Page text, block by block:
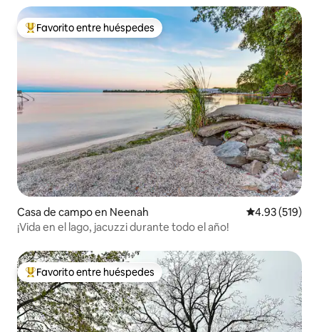
Favorito entre huéspedes preferido
Favorito entre huéspedes
Casa de campo en Neenah Calificación
4.93 (519)
¡Vida en el lago, jacuzzi durante todo el año!
Favorito entre huéspedes preferido
Favorito entre huéspedes